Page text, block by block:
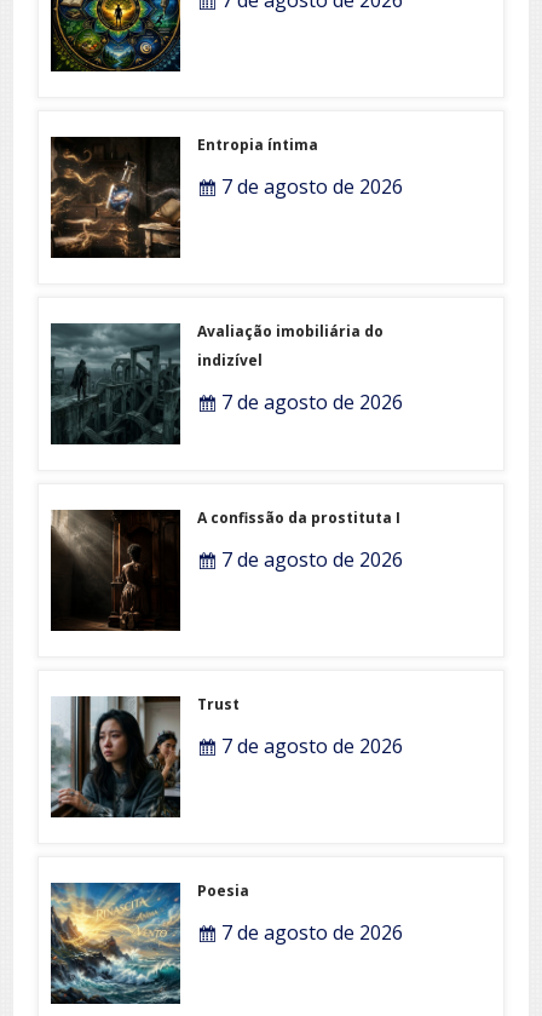
Entropia íntima
7 de agosto de 2026
Avaliação imobiliária do
indizível
7 de agosto de 2026
A confissão da prostituta I
7 de agosto de 2026
Trust
7 de agosto de 2026
Poesia
7 de agosto de 2026